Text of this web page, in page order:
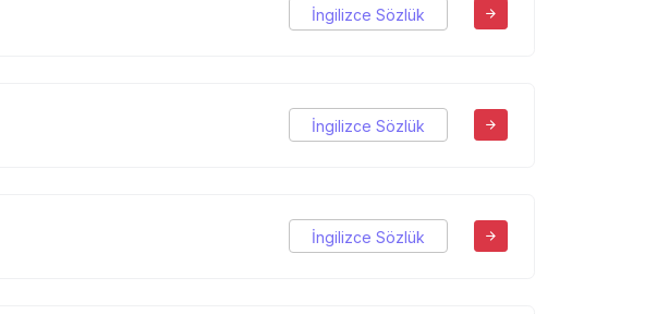
İngilizce Sözlük
İngilizce Sözlük
İngilizce Sözlük